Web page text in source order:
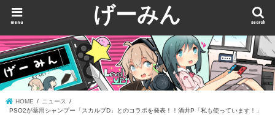
げーみん search
menu
HOME
ニュース
PSO2が薬用シャンプー「スカルプD」とのコラボを発表！！酒井P「私も使っています！」